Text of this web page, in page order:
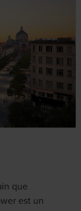
que
est un